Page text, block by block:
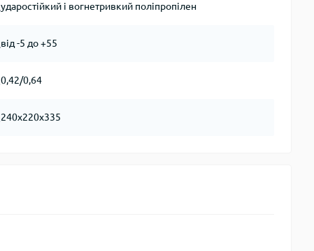
ударостійкий і вогнетривкий поліпропілен
від -5 до +55
0,42/0,64
240х220х335